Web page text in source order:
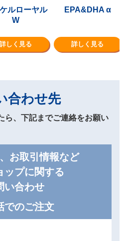
ルローヤル
W
詳しく見る
EPA&DHA α
詳しく見る
合わせ先
ら、下記までご連絡をお願い
お取引情報など
ップに関する
い合わせ
でのご注文